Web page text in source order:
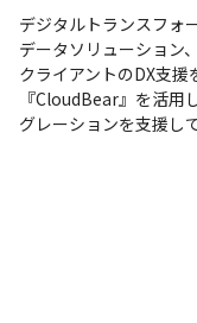
デジタルトランスフォ
データソリューション
クライアントのDX支援
『CloudBear』を活用
グレーションを支援し